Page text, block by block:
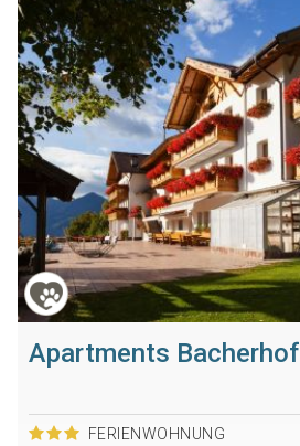
Apartments Bacherhof
FERIENWOHNUNG